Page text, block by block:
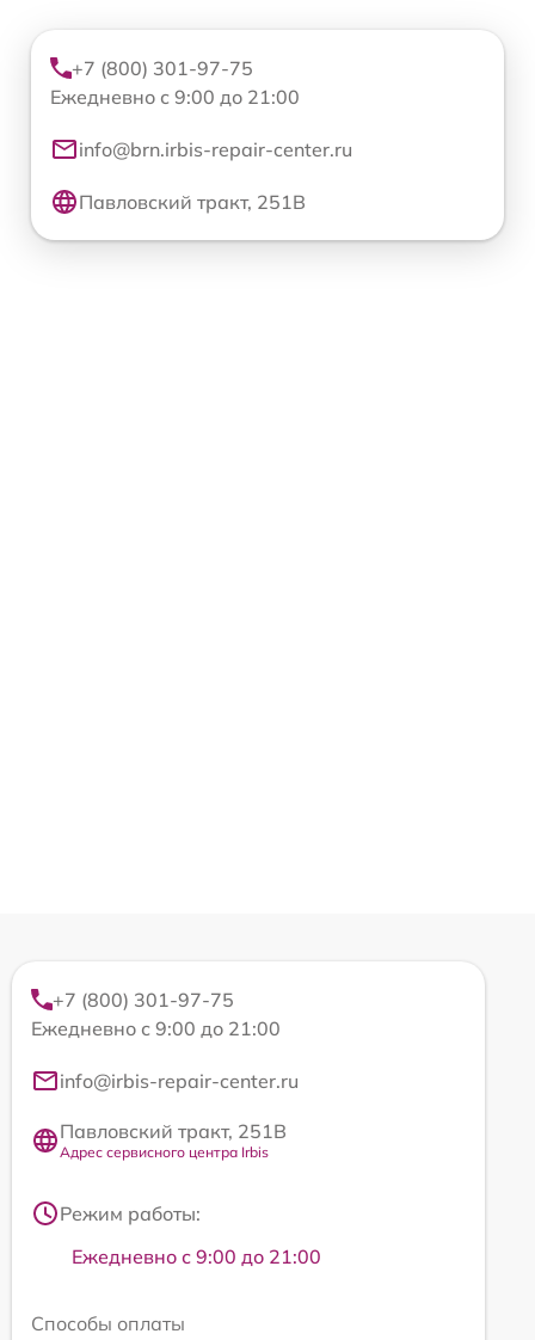
+7 (800) 301-97-75
Ежедневно с 9:00 до 21:00
info@brn.irbis-repair-center.ru
Павловский тракт, 251В
+7 (800) 301-97-75
Ежедневно с 9:00 до 21:00
info@irbis-repair-center.ru
Павловский тракт, 251В
Адрес сервисного центра Irbis
Режим работы:
Ежедневно с 9:00 до 21:00
Способы оплаты